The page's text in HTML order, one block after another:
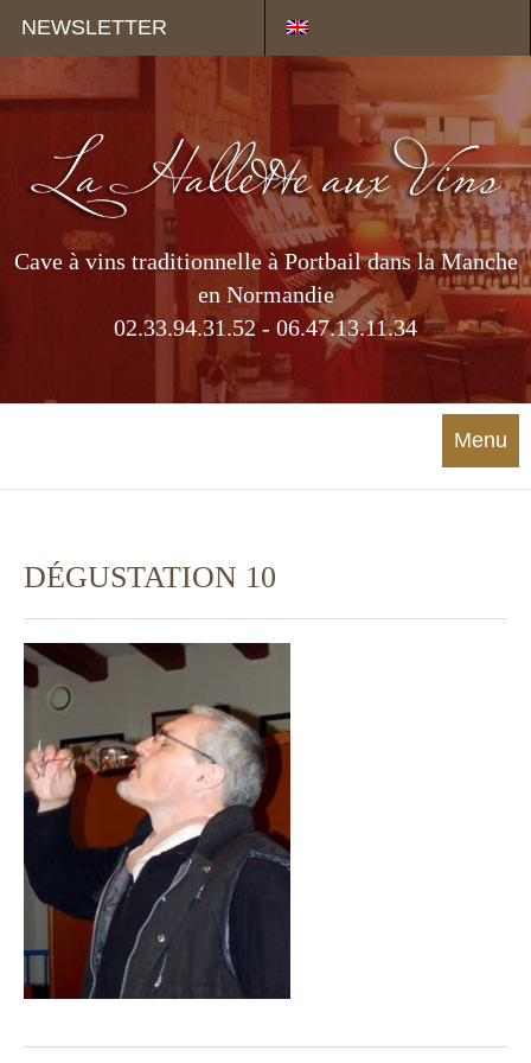
NEWSLETTER
Cave à vins traditionnelle à Portbail dans la Manche
en Normandie
02.33.94.31.52 - 06.47.13.11.34
Menu
DÉGUSTATION 10
Panneau de gestion des cookies